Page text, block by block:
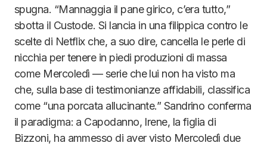
spugna. “Mannaggia il pane girico, c’era tutto,”
sbotta il Custode. Si lancia in una filippica contro le
scelte di Netflix che, a suo dire, cancella le perle di
nicchia per tenere in piedi produzioni di massa
come Mercoledì — serie che lui non ha visto ma
che, sulla base di testimonianze affidabili, classifica
come “una porcata allucinante.” Sandrino conferma
il paradigma: a Capodanno, Irene, la figlia di
Bizzoni, ha ammesso di aver visto Mercoledì due